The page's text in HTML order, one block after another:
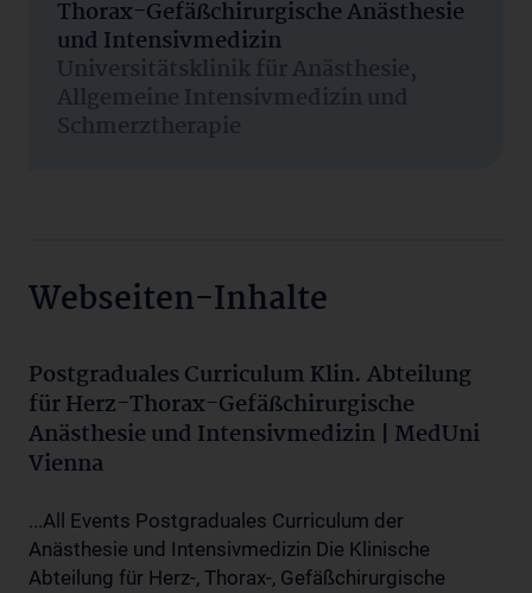
Thorax-Gefäßchirurgische Anästhesie
und Intensivmedizin
Universitätsklinik für Anästhesie,
Allgemeine Intensivmedizin und
Schmerztherapie
Webseiten-Inhalte
Postgraduales Curriculum Klin. Abteilung
für Herz-Thorax-Gefäßchirurgische
Anästhesie und Intensivmedizin | MedUni
Vienna
...All Events Postgraduales Curriculum der
Anästhesie und Intensivmedizin Die Klinische
Abteilung für Herz-, Thorax-, Gefäßchirurgische